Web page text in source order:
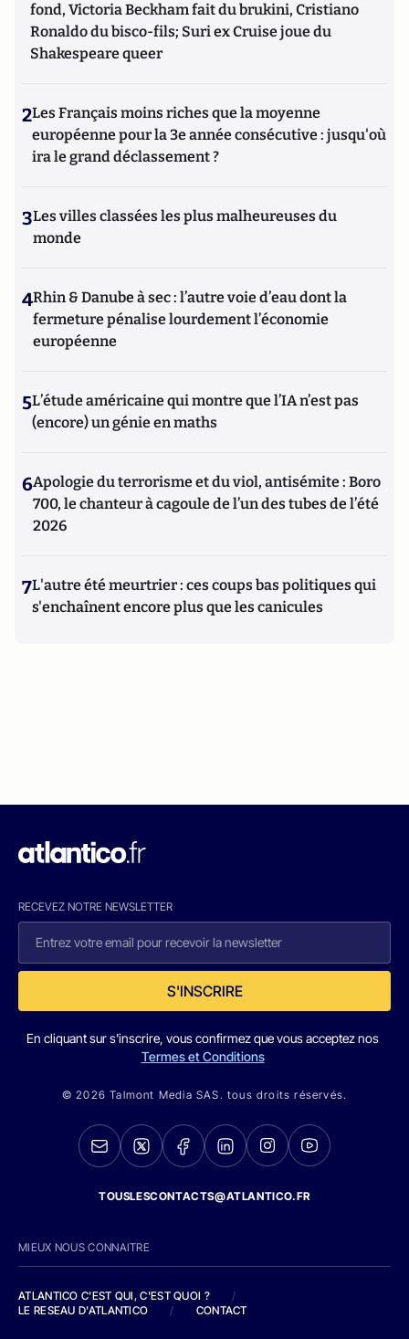
fond, Victoria Beckham fait du brukini, Cristiano
Ronaldo du bisco-fils; Suri ex Cruise joue du
Shakespeare queer
2Les Français moins riches que la moyenne
européenne pour la 3e année consécutive : jusqu'où
ira le grand déclassement ?
3Les villes classées les plus malheureuses du
monde
4Rhin & Danube à sec : l’autre voie d’eau dont la
fermeture pénalise lourdement l’économie
européenne
5L’étude américaine qui montre que l’IA n’est pas
(encore) un génie en maths
6Apologie du terrorisme et du viol, antisémite : Boro
700, le chanteur à cagoule de l’un des tubes de l’été
2026
7L'autre été meurtrier : ces coups bas politiques qui
s'enchaînent encore plus que les canicules
RECEVEZ NOTRE NEWSLETTER
S'INSCRIRE
En cliquant sur s'inscrire, vous confirmez que vous acceptez nos
Termes et Conditions
© 2026 Talmont Media SAS. tous droits réservés.
TOUSLESCONTACTS@ATLANTICO.FR
MIEUX NOUS CONNAITRE
ATLANTICO C'EST QUI, C'EST QUOI ?
/
LE RESEAU D'ATLANTICO
/ CONTACT